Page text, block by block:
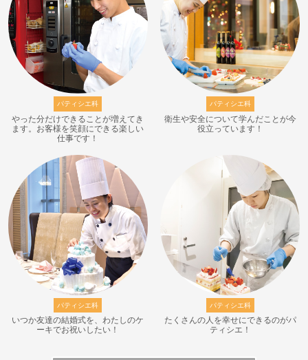
パティシエ科
やった分だけできることが増えてき
ます。お客様を笑顔にできる楽しい
仕事です！
パティシエ科
衛生や安全について学んだことが今
役立っています！
パティシエ科
いつか友達の結婚式を、わたしのケ
ーキでお祝いしたい！
パティシエ科
たくさんの人を幸せにできるのがパ
ティシエ！